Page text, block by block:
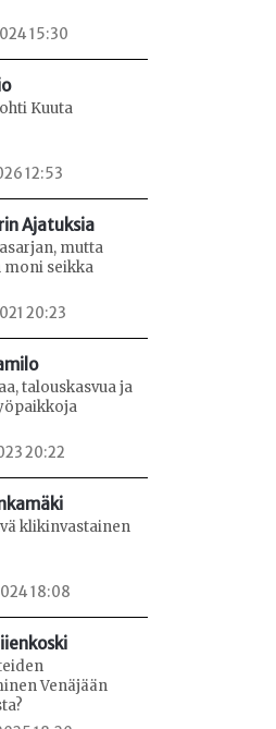
15:30
Kuuta
12:53
Ajatuksia
mutta
seikka
20:23
talouskasvua ja
20:22
klikinvastainen
18:08
Venäjään